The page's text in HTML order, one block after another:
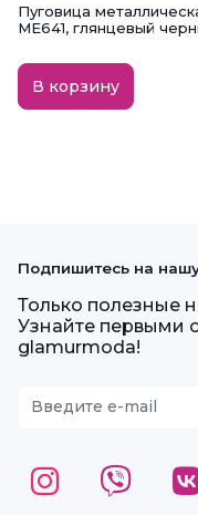
Пуговица
ME641, глянцевый
В корзину
Подпишитесь на
Только полезные
Узнайте первыми
glamurmoda!